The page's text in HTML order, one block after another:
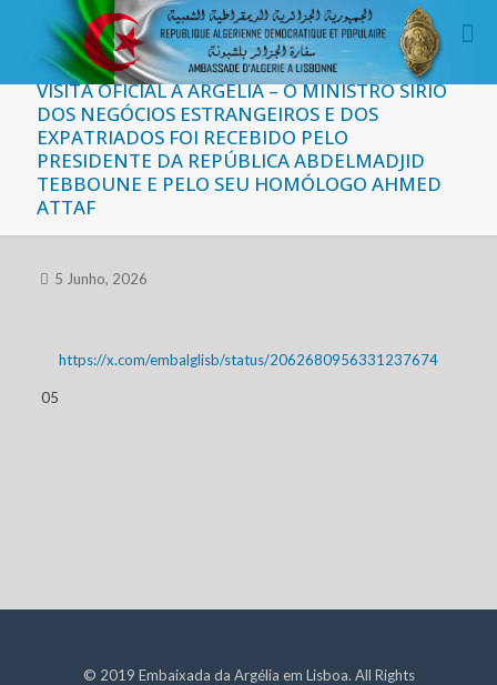
VISITA OFICIAL À ARGÉLIA – O MINISTRO SÍRIO
DOS NEGÓCIOS ESTRANGEIROS E DOS
EXPATRIADOS FOI RECEBIDO PELO
PRESIDENTE DA REPÚBLICA ABDELMADJID
TEBBOUNE E PELO SEU HOMÓLOGO AHMED
ATTAF
5 Junho, 2026
https://x.com/embalglisb/status/2062680956331237674
05
© 2019 Embaixada da Argélia em Lisboa. All Rights